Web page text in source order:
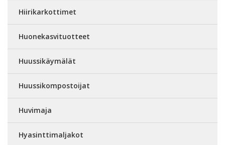
Hiirikarkottimet
Huonekasvituotteet
Huussikäymälät
Huussikompostoijat
Huvimaja
Hyasinttimaljakot